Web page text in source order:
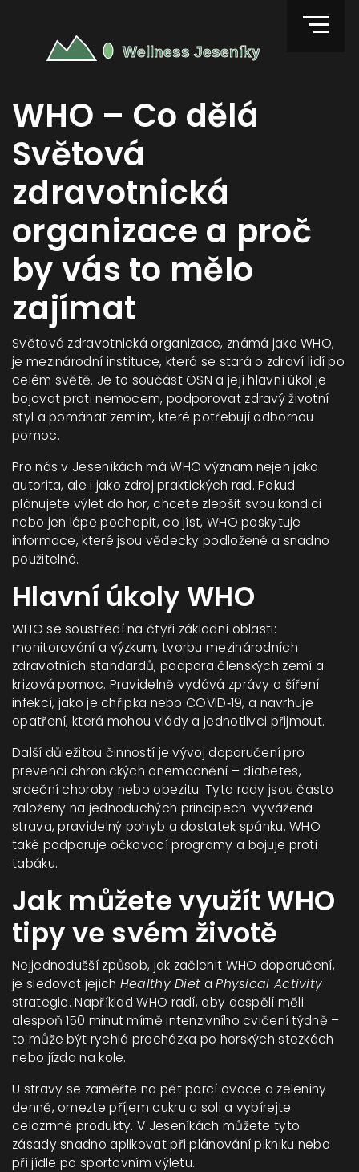
WHO – Co dělá
Světová
zdravotnická
organizace a proč
by vás to mělo
zajímat
Světová zdravotnická organizace, známá jako WHO,
je mezinárodní instituce, která se stará o zdraví lidí po
celém světě. Je to součást OSN a její hlavní úkol je
bojovat proti nemocem, podporovat zdravý životní
styl a pomáhat zemím, které potřebují odbornou
pomoc.
Pro nás v Jeseníkách má WHO význam nejen jako
autorita, ale i jako zdroj praktických rad. Pokud
plánujete výlet do hor, chcete zlepšit svou kondici
nebo jen lépe pochopit, co jíst, WHO poskytuje
informace, které jsou vědecky podložené a snadno
použitelné.
Hlavní úkoly WHO
WHO se soustředí na čtyři základní oblasti:
monitorování a výzkum, tvorbu mezinárodních
zdravotních standardů, podpora členských zemí a
krizová pomoc. Pravidelně vydává zprávy o šíření
infekcí, jako je chřipka nebo COVID‑19, a navrhuje
opatření, která mohou vlády a jednotlivci přijmout.
Další důležitou činností je vývoj doporučení pro
prevenci chronických onemocnění – diabetes,
srdeční choroby nebo obezitu. Tyto rady jsou často
založeny na jednoduchých principech: vyvážená
strava, pravidelný pohyb a dostatek spánku. WHO
také podporuje očkovací programy a bojuje proti
tabáku.
Jak můžete využít WHO
tipy ve svém životě
Nejjednodušší způsob, jak začlenit WHO doporučení,
je sledovat jejich Healthy Diet aPhysical Activity
strategie. Například WHO radí, aby dospělí měli
alespoň 150 minut mírně intenzivního cvičení týdně –
to může být rychlá procházka po horských stezkách
nebo jízda na kole.
U stravy se zaměřte na pět porcí ovoce a zeleniny
denně, omezte příjem cukru a soli a vybírejte
celozrnné produkty. V Jeseníkách můžete tyto
zásady snadno aplikovat při plánování pikniku nebo
při jídle po sportovním výletu.